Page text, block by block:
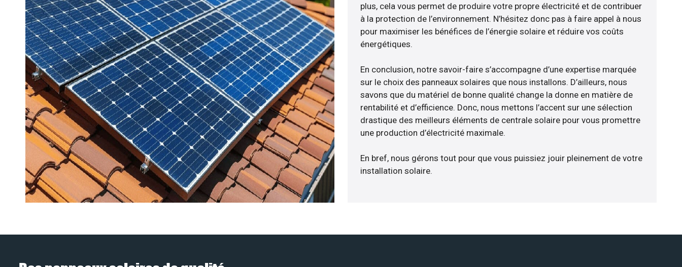
plus, cela vous permet de produire votre propre électricité et de contribuer
à la protection de l’environnement. N’hésitez donc pas à faire appel à nous
pour maximiser les bénéfices de l’énergie solaire et réduire vos coûts
énergétiques.
En conclusion, notre savoir-faire s’accompagne d’une expertise marquée
sur le choix des panneaux solaires que nous installons. D’ailleurs, nous
savons que du matériel de bonne qualité change la donne en matière de
rentabilité et d’efficience. Donc, nous mettons l’accent sur une sélection
drastique des meilleurs éléments de centrale solaire pour vous promettre
une production d’électricité maximale.
En bref, nous gérons tout pour que vous puissiez jouir pleinement de votre
installation solaire.